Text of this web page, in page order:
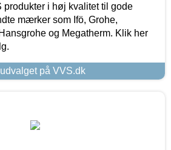
i høj kvalitet til gode
mærker som Ifö, Grohe,
og Megatherm. Klik her
på VVS.dk